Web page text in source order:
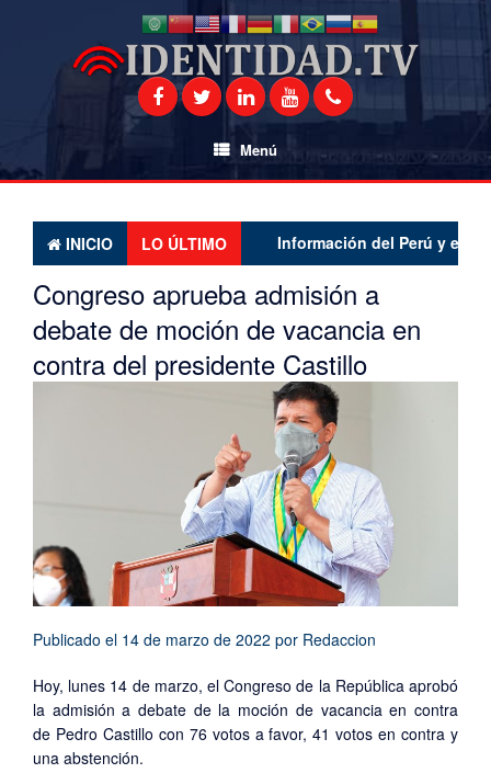
Menú
INICIO LO ÚLTIMO Información del Perú y el
Congreso aprueba admisión a
debate de moción de vacancia en
contra del presidente Castillo
Publicado el 14 de marzo de 2022 por Redaccion
Hoy, lunes 14 de marzo, el Congreso de la República aprobó
la admisión a debate de la moción de vacancia en contra
de Pedro Castillo con 76 votos a favor, 41 votos en contra y
una abstención.